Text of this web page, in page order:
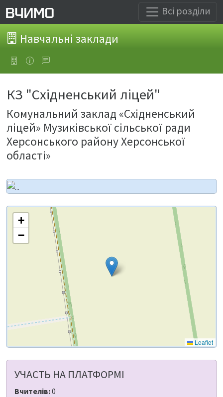
Всі розділи
Навчальні заклади
КЗ "Східненський ліцей"
Комунальний заклад «Східненський
ліцей» Музиківської сільської ради
Херсонського району Херсонської
області»
+
−
Leaflet
УЧАСТЬ НА ПЛАТФОРМІ
Вчителів:0